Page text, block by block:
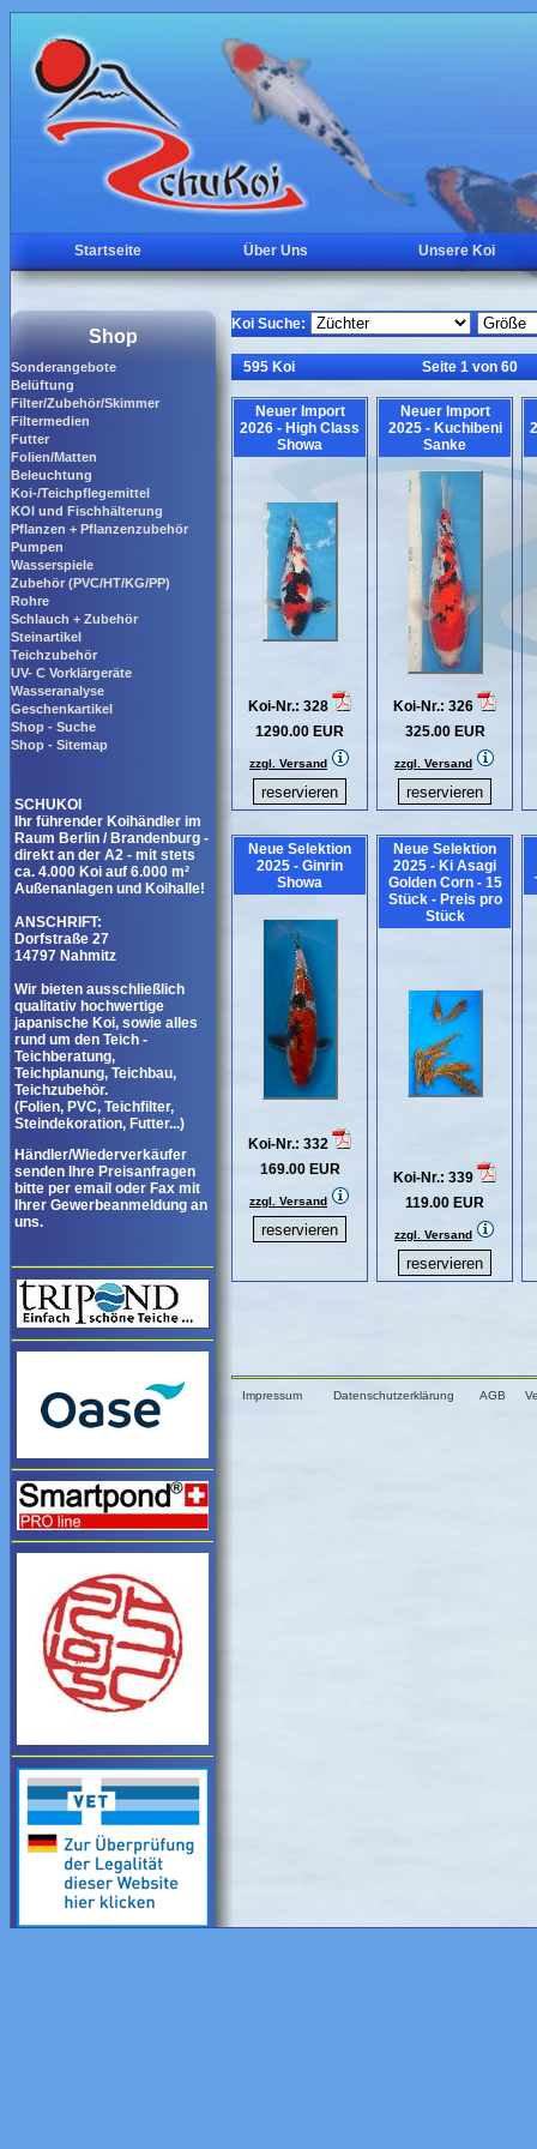
Startseite Über Uns Unsere Koi
Shop
Sonderangebote
Belüftung
Filter/Zubehör/Skimmer
Filtermedien
Futter
Folien/Matten
Beleuchtung
Koi-/Teichpflegemittel
KOI und Fischhälterung
Pflanzen + Pflanzenzubehör
Pumpen
Wasserspiele
Zubehör (PVC/HT/KG/PP)
Rohre
Schlauch + Zubehör
Steinartikel
Teichzubehör
UV- C Vorklärgeräte
Wasseranalyse
Geschenkartikel
Shop - Suche
Shop - Sitemap
SCHUKOI
Ihr führender Koihändler im
Raum Berlin / Brandenburg -
direkt an der A2 - mit stets
ca. 4.000 Koi auf 6.000 m²
Außenanlagen und Koihalle!
ANSCHRIFT:
Dorfstraße 27
14797 Nahmitz
Wir bieten ausschließlich
qualitativ hochwertige
japanische Koi, sowie alles
rund um den Teich -
Teichberatung,
Teichplanung, Teichbau,
Teichzubehör.
(Folien, PVC, Teichfilter,
Steindekoration, Futter...)
Händler/Wiederverkäufer
senden Ihre Preisanfragen
bitte per email oder Fax mit
Ihrer Gewerbeanmeldung an
uns.
Koi Suche:
595 Koi Seite 1 von 60
Neuer Import
2026 - High Class
Showa
Koi-Nr.: 328
1290.00 EUR
zzgl. Versand
Neuer Import
2025 - Kuchibeni
Sanke
Koi-Nr.: 326
325.00 EUR
zzgl. Versand
Neue Selektion
2025 - Ginrin
Showa
Koi-Nr.: 332
169.00 EUR
zzgl. Versand
Neue Selektion
2025 - Ki Asagi
Golden Corn - 15
Stück - Preis pro
Stück
Koi-Nr.: 339
119.00 EUR
zzgl. Versand
Impressum Datenschutzerklärung AGB